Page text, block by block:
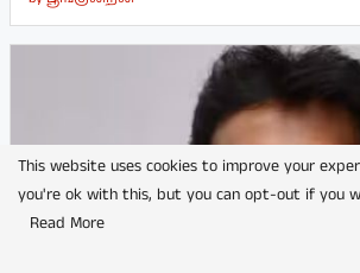
This website uses cookies to improve your
you're ok with this, but you can opt-out if you
Read More